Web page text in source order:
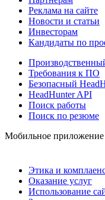
Реклама на сайте
Новости и статьи
Инвесторам
Кандидаты по
Требования к ПО
Безопасный
HeadHunter API
Поиск работы
Поиск по резюме
Мобильное приложение
Этика и
Оказание услуг
Использование